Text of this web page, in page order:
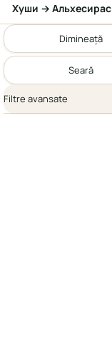
Хуши → Альхесирас
Dimineață
Seară
Filtre avansate